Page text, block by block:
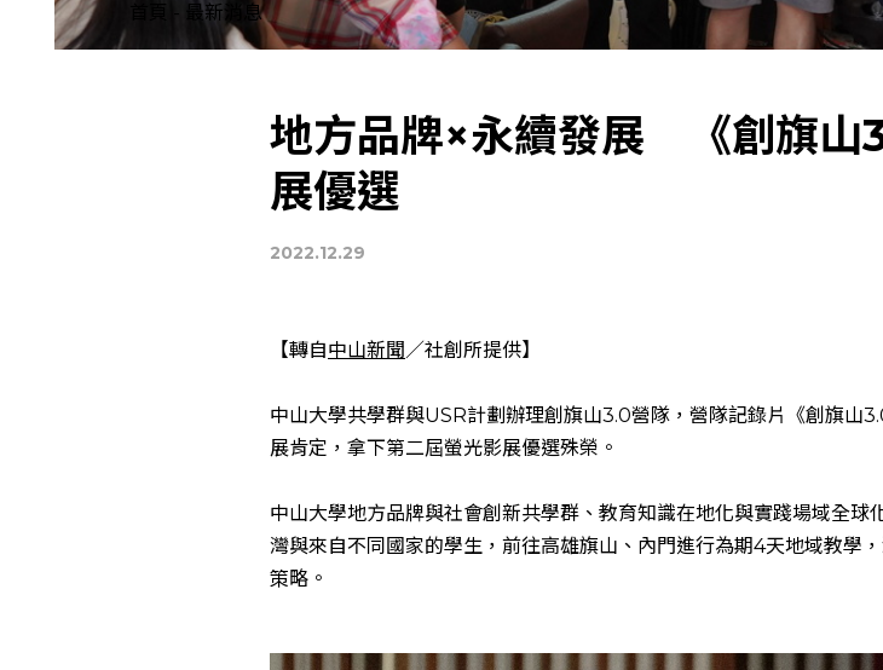
- 最新消息
地方品牌×永續發展 《創旗山
展優選
2022.12.29
【轉自中山新聞／社創所提供】
中山大學共學群與USR計劃辦理創旗山3.0營隊，營隊記錄片《創旗
展肯定，拿下第二屆螢光影展優選殊榮。
中山大學地方品牌與社會創新共學群、教育知識在地化與實踐場域全
灣與來自不同國家的學生，前往高雄旗山、內門進行為期4天地域教學
策略。